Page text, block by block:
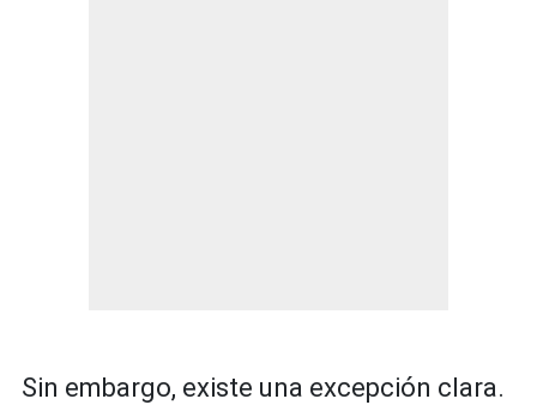
Sin embargo, existe una excepción clara.